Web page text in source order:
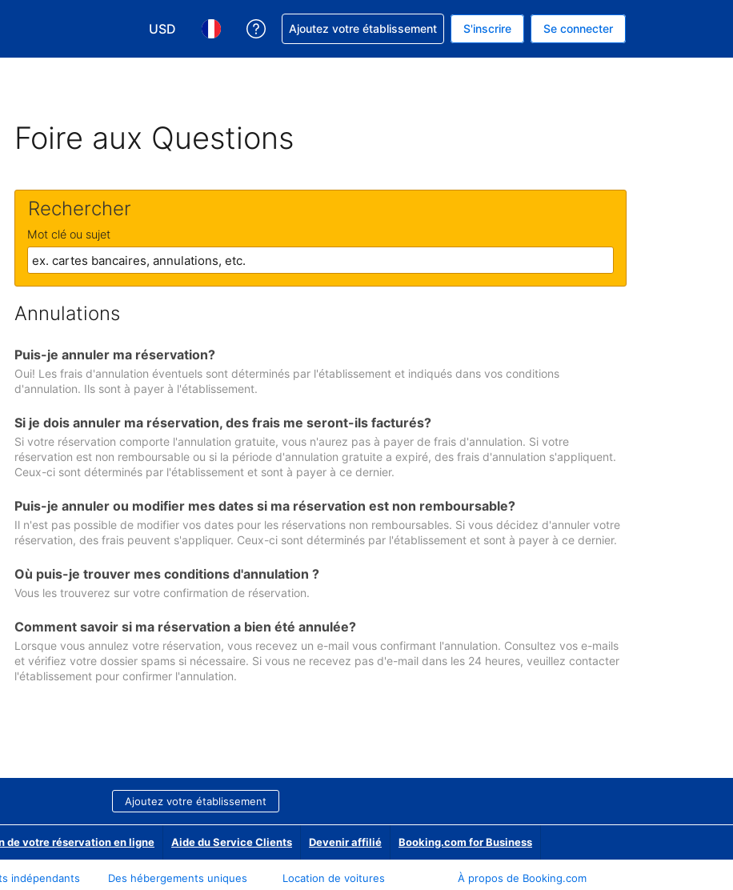
USD
Choisissez votre devise. Votre devise actuelle est celle-ci : Dollar américain.
Choisissez votre langue. Votre langue actuelle est celle-ci : Français.
Obtenez de l'aide concernant votre réservation
Ajoutez votre établissement S'inscrire Se connecter
Foire aux Questions
Rechercher
Mot clé ou sujet
Annulations
Puis-je annuler ma réservation?
Oui! Les frais d'annulation éventuels sont déterminés par l'établissement et indiqués dans vos conditions
d'annulation. Ils sont à payer à l'établissement.
Si je dois annuler ma réservation, des frais me seront-ils facturés?
Si votre réservation comporte l'annulation gratuite, vous n'aurez pas à payer de frais d'annulation. Si votre
réservation est non remboursable ou si la période d'annulation gratuite a expiré, des frais d'annulation s'appliquent.
Ceux-ci sont déterminés par l'établissement et sont à payer à ce dernier.
Puis-je annuler ou modifier mes dates si ma réservation est non remboursable?
Il n'est pas possible de modifier vos dates pour les réservations non remboursables. Si vous décidez d'annuler votre
réservation, des frais peuvent s'appliquer. Ceux-ci sont déterminés par l'établissement et sont à payer à ce dernier.
Où puis-je trouver mes conditions d'annulation ?
Vous les trouverez sur votre confirmation de réservation.
Comment savoir si ma réservation a bien été annulée?
Lorsque vous annulez votre réservation, vous recevez un e-mail vous confirmant l'annulation. Consultez vos e-mails
et vérifiez votre dossier spams si nécessaire. Si vous ne recevez pas d'e-mail dans les 24 heures, veuillez contacter
l'établissement pour confirmer l'annulation.
Ajoutez votre établissement
de votre réservation en ligne Aide du Service Clients Devenir affilié Booking.com for Business
indépendants
Des hébergements uniques
Location de voitures
À propos de Booking.com